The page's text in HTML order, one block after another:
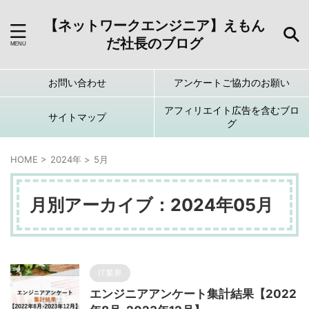
【ネットワークエンジニア】えもん
だ社長のブログ
お問い合わせ アンケートご協力のお願い
サイトマップ
アフィリエイト広告を含むブロ
グ
HOME > 2024年 > 5月
月別アーカイブ：2024年05月
IT業界
エンジニアアンケート集計結果【2022